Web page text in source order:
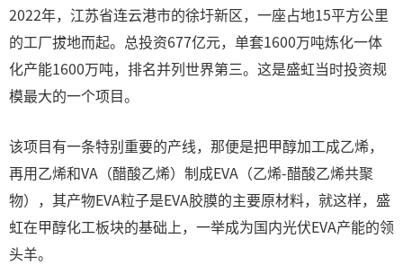
2022年，江苏省连云港市的徐圩新区，一座占地15平方公里
的工厂拔地而起。总投资677亿元，单套1600万吨炼化一体
化产能1600万吨，排名并列世界第三。这是盛虹当时投资规
模最大的一个项目。
该项目有一条特别重要的产线，那便是把甲醇加工成乙烯，
再用乙烯和VA（醋酸乙烯）制成EVA（乙烯-醋酸乙烯共聚
物），其产物EVA粒子是EVA胶膜的主要原材料，就这样，盛
虹在甲醇化工板块的基础上，一举成为国内光伏EVA产能的领
头羊。